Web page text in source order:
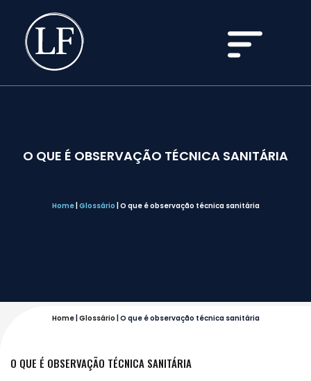
O QUE É OBSERVAÇÃO TÉCNICA SANITÁRIA
Home| Glossário O que é observação técnica sanitária
Home| Glossário O que é observação técnica sanitária
O QUE É OBSERVAÇÃO TÉCNICA SANITÁRIA